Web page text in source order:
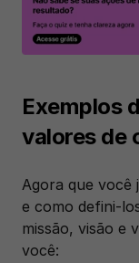
Exemplos
valores de
Agora que você
e como defini-
missão, visão e
você: